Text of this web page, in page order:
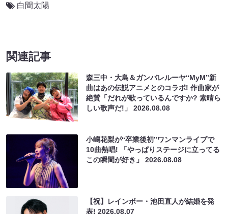
白間太陽
関連記事
森三中・大島＆ガンバレルーヤ“MyM”新
曲はあの伝説アニメとのコラボ! 作曲家が
絶賛「だれが歌っているんですか? 素晴ら
しい歌声だ!」2026.08.08
小嶋花梨が“卒業後初”ワンマンライブで
10曲熱唱! 「やっぱりステージに立ってる
この瞬間が好き」2026.08.08
【祝】レインボー・池田直人が結婚を発
表!2026.08.07